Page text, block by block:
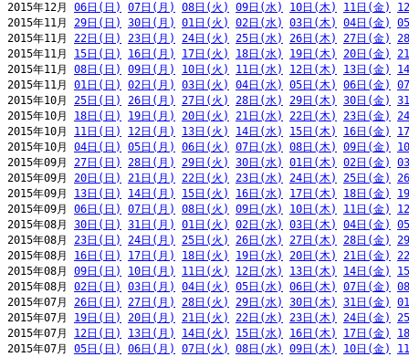
2015年12月 06日(日) 07日(月) 08日(火) 09日(水) 10日(木) 11日(金)
2015年11月 29日(日) 30日(月) 01日(火) 02日(水) 03日(木) 04日(金)
2015年11月 22日(日) 23日(月) 24日(火) 25日(水) 26日(木) 27日(金)
2015年11月 15日(日) 16日(月) 17日(火) 18日(水) 19日(木) 20日(金)
2015年11月 08日(日) 09日(月) 10日(火) 11日(水) 12日(木) 13日(金)
2015年11月 01日(日) 02日(月) 03日(火) 04日(水) 05日(木) 06日(金)
2015年10月 25日(日) 26日(月) 27日(火) 28日(水) 29日(木) 30日(金)
2015年10月 18日(日) 19日(月) 20日(火) 21日(水) 22日(木) 23日(金)
2015年10月 11日(日) 12日(月) 13日(火) 14日(水) 15日(木) 16日(金)
2015年10月 04日(日) 05日(月) 06日(火) 07日(水) 08日(木) 09日(金)
2015年09月 27日(日) 28日(月) 29日(火) 30日(水) 01日(木) 02日(金)
2015年09月 20日(日) 21日(月) 22日(火) 23日(水) 24日(木) 25日(金)
2015年09月 13日(日) 14日(月) 15日(火) 16日(水) 17日(木) 18日(金)
2015年09月 06日(日) 07日(月) 08日(火) 09日(水) 10日(木) 11日(金)
2015年08月 30日(日) 31日(月) 01日(火) 02日(水) 03日(木) 04日(金)
2015年08月 23日(日) 24日(月) 25日(火) 26日(水) 27日(木) 28日(金)
2015年08月 16日(日) 17日(月) 18日(火) 19日(水) 20日(木) 21日(金)
2015年08月 09日(日) 10日(月) 11日(火) 12日(水) 13日(木) 14日(金)
2015年08月 02日(日) 03日(月) 04日(火) 05日(水) 06日(木) 07日(金)
2015年07月 26日(日) 27日(月) 28日(火) 29日(水) 30日(木) 31日(金)
2015年07月 19日(日) 20日(月) 21日(火) 22日(水) 23日(木) 24日(金)
2015年07月 12日(日) 13日(月) 14日(火) 15日(水) 16日(木) 17日(金)
2015年07月 05日(日) 06日(月) 07日(火) 08日(水) 09日(木) 10日(金)